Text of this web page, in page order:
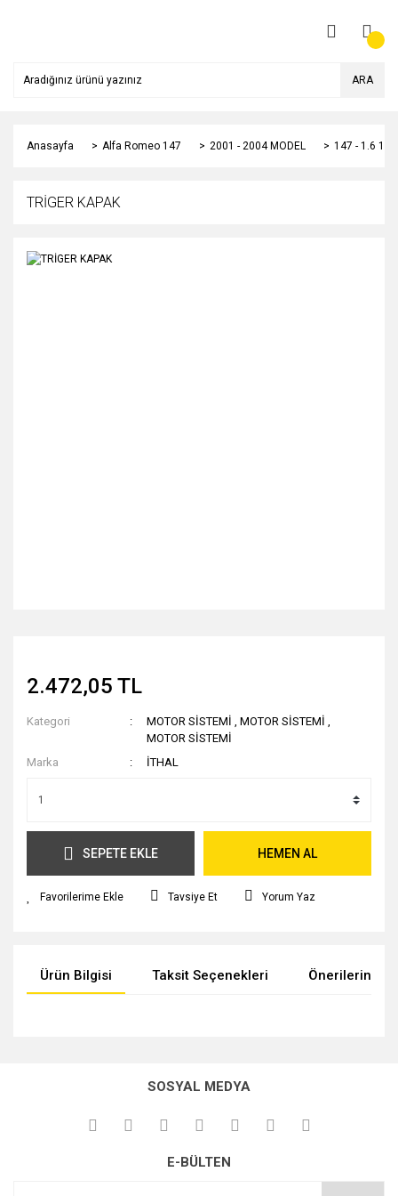
ARA
Anasayfa Alfa Romeo 147 2001 - 2004 MODEL 147 - 1.6
TRİGER KAPAK
2.472,05 TL
Kategori MOTOR SİSTEMİ ,MOTOR SİSTEMİ ,
MOTOR SİSTEMİ
Marka
İTHAL
SEPETE EKLE HEMEN AL
Tavsiye Et Yorum Yaz
Ürün Bilgisi Taksit Seçenekleri Önerileriniz
kullanarak tarafımıza iletebilirsiniz.
Görüş ve önerileriniz için teşekkür ederiz.
Ürün açıklamasında eksik bilgiler bulunuyor.
SOSYAL MEDYA
E-BÜLTEN